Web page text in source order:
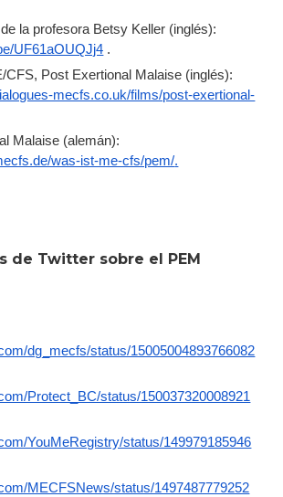
la profesora Betsy Keller (inglés):
UF61aOUQJj4 .
CFS, Post Exertional Malaise (inglés):
mecfs.co.uk/films/post-exertional-
Malaise (alemán):
was-ist-me-cfs/pem/.
de Twitter sobre el PEM
dg_mecfs/status/15005004893766082
Protect_BC/status/150037320008921
YouMeRegistry/status/149979185946
MECFSNews/status/1497487779252